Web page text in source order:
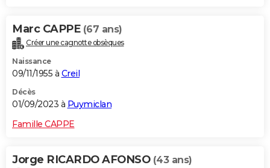
Marc CAPPE (67 ans)
Créer une cagnotte obsèques
Naissance
09/11/1955 à Creil
Décès
01/09/2023 à Puymiclan
Famille CAPPE
Jorge RICARDO AFONSO (43 ans)